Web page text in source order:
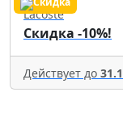
Lacoste
Скидка -10%!
Действует до